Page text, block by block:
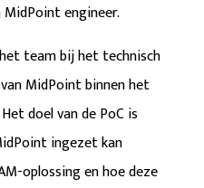
engineer.
team bij het technisch
MidPoint binnen het
doel van de PoC is
ingezet kan
oplossing en hoe deze